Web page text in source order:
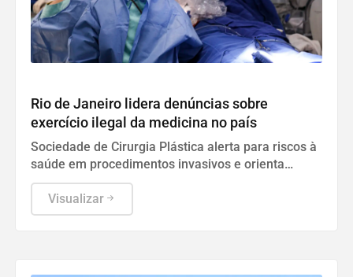
Rio de Janeiro lidera denúncias sobre
exercício ilegal da medicina no país
Sociedade de Cirurgia Plástica alerta para riscos à
saúde em procedimentos invasivos e orienta
população a denunciar clínicas irregulares.
Visualizar